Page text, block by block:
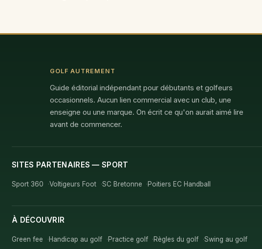
GOLF AUTREMENT
Guide éditorial indépendant pour débutants et golfeurs
occasionnels. Aucun lien commercial avec un club, une
enseigne ou une marque. On écrit ce qu'on aurait aimé lire
avant de commencer.
SITES PARTENAIRES — SPORT
Sport 360 Voltigeurs Foot SC Bretonne Poitiers EC Handball
À DÉCOUVRIR
Green fee Handicap au golf Practice golf Règles du golf Swing au golf